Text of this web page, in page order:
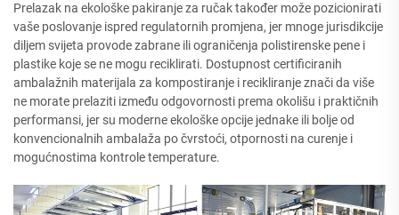
Prelazak na ekološke pakiranje za ručak također može pozicionirati
vaše poslovanje ispred regulatornih promjena, jer mnoge jurisdikcije
diljem svijeta provode zabrane ili ograničenja polistirenske pene i
plastike koje se ne mogu reciklirati. Dostupnost certificiranih
ambalažnih materijala za kompostiranje i recikliranje znači da više
ne morate prelaziti između odgovornosti prema okolišu i praktičnih
performansi, jer su moderne ekološke opcije jednake ili bolje od
konvencionalnih ambalaža po čvrstoći, otpornosti na curenje i
mogućnostima kontrole temperature.